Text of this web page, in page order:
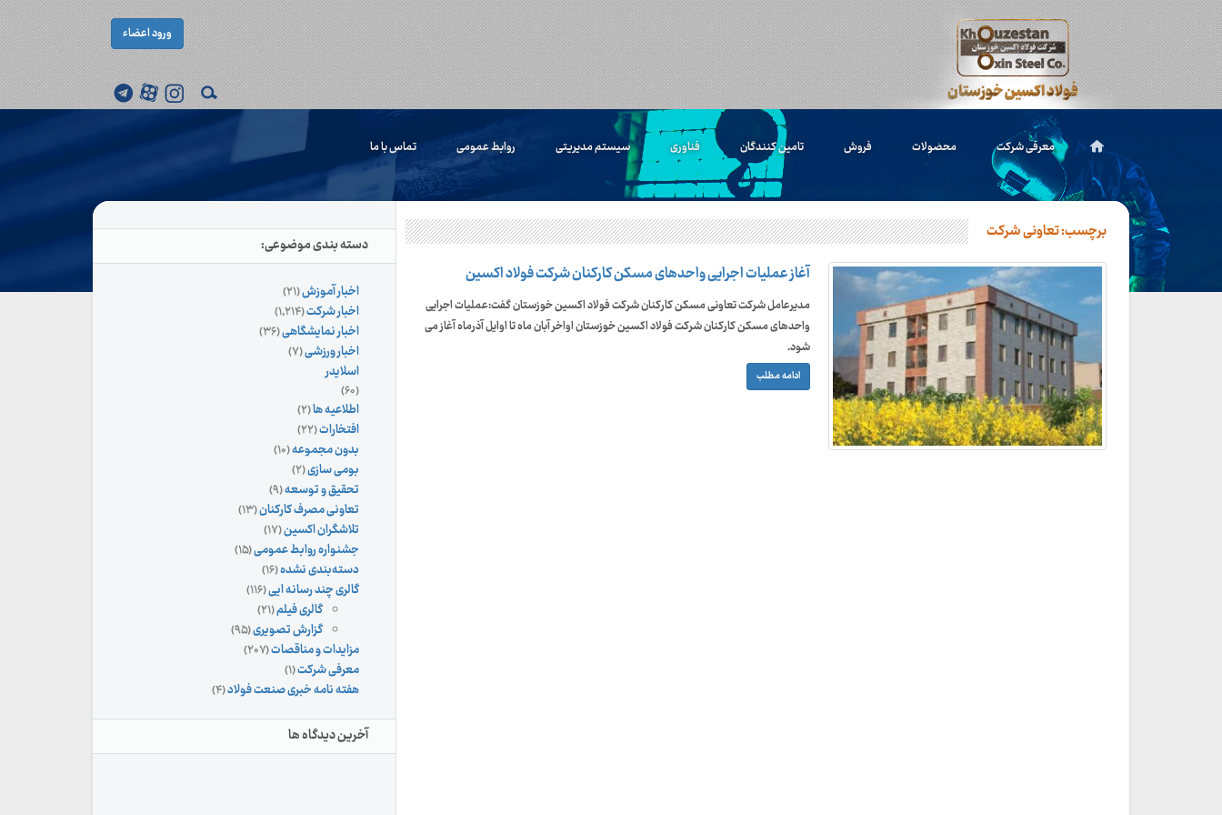
ورود اعضاء
معرفی شرکت محصولات فروش تامین کنندگان فناوری سیستم مدیریتی روابط عمومی تماس با ما
برچسب:تعاونی شرکت
آغاز عملیات اجرایی واحدهای مسکن کارکنان شرکت فولاد اکسین
مدیرعامل شرکت تعاونی مسکن کارکنان شرکت فولاد اکسین خوزستان گفت:عملیات اجرایی
واحدهای مسکن کارکنان شرکت فولاد اکسین خوزستان اواخر آبان ماه تا اوایل آذرماه آغاز می
شود.
ادامه مطلب
دسته بندی موضوعی:
اخبار آموزش(۲۱)
اخبار شرکت(۱,۲۱۴)
اخبار نمایشگاهی(۳۶)
اخبار ورزشی(۷)
اسلایدر
(۶۰)
اطلاعیه ها(۲)
افتخارات(۲۲)
بدون مجموعه(۱۰)
بومی سازی(۲)
تحقیق و توسعه(۹)
تعاونی مصرف کارکنان(۱۳)
تلاشگران اکسین(۱۷)
جشنواره روابط عمومی(۱۵)
دسته‌بندی نشده(۱۶)
گالری چند رسانه ایی(۱۱۶)
گالری فیلم(۲۱)
گزارش تصویری(۹۵)
مزایدات و مناقصات(۲۰۷)
معرفی شرکت(۱)
هفته نامه خبری صنعت فولاد(۴)
آخرین دیدگاه ها